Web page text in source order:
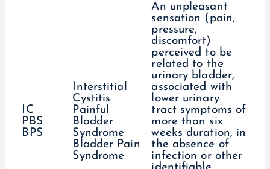
IC
PBS
BPS
Interstitial
Cystitis
Painful
Bladder
Syndrome
Bladder Pain
Syndrome
An unpleasant
sensation (pain,
pressure,
discomfort)
perceived to be
related to the
urinary bladder,
associated with
lower urinary
tract symptoms of
more than six
weeks duration, in
the absence of
infection or other